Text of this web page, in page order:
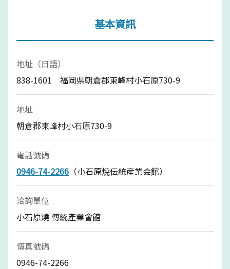
基本資訊
地址（日語）
838-1601 福岡県朝倉郡東峰村小石原730-9
地址
朝倉郡東峰村小石原730-9
電話號碼
0946-74-2266 （小石原焼伝統産業会館）
洽詢單位
小石原燒 傳統產業會館
傳真號碼
0946-74-2266